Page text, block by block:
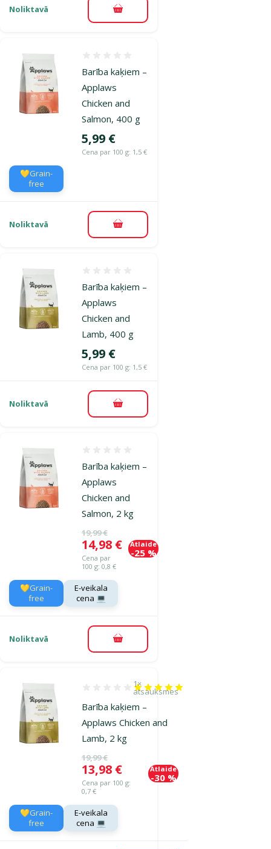
Noliktavā Pievienot grozam
Barība kaķiem –
Applaws
Chicken and
Salmon, 400 g
Cena
5,99 €
Cena par 100 g: 1,5 €
💛Grain-
free
Noliktavā Pievienot grozam
Barība kaķiem –
Applaws
Chicken and
Lamb, 400 g
Cena
5,99 €
Cena par 100 g: 1,5 €
Noliktavā Pievienot grozam
Barība kaķiem –
Applaws
Chicken and
Salmon, 2 kg
Oriģinālā cena
19,99 €
Cena
14,98 €
Cena par
100 g: 0,8 €
Atlaide
-25 %
💛Grain-
free
E-veikala
cena 💻
Noliktavā Pievienot grozam
Barība kaķiem –
Applaws Chicken and
Lamb, 2 kg
Atsauksmes 100%, reitingu skaits: 1
1×
atsauksmes
Oriģinālā cena
19,99 €
Cena
13,98 €
Cena par 100 g:
0,7 €
Atlaide
-30 %
💛Grain-
free
E-veikala
cena 💻